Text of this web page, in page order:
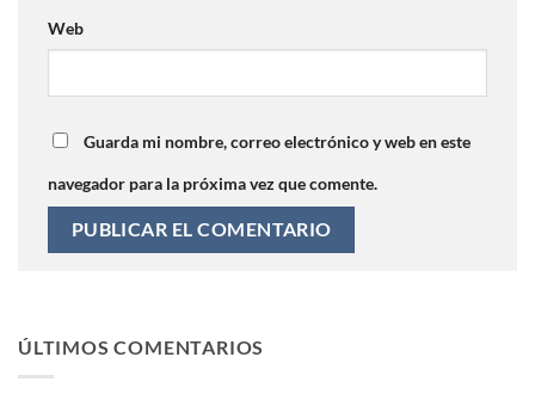
Web
Guarda mi nombre, correo electrónico y web en este
navegador para la próxima vez que comente.
ÚLTIMOS COMENTARIOS